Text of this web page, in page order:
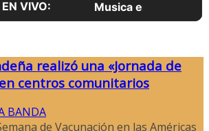
realizó una «Jornada de
centros comunitarios
BANDA
de Vacunación en las Américas